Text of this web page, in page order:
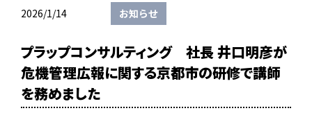
2026/1/14 お知らせ
プラップコンサルティング 社長 井口明彦が
危機管理広報に関する京都市の研修で講師
を務めました